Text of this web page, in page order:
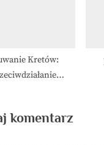
Kretów:
komentarz